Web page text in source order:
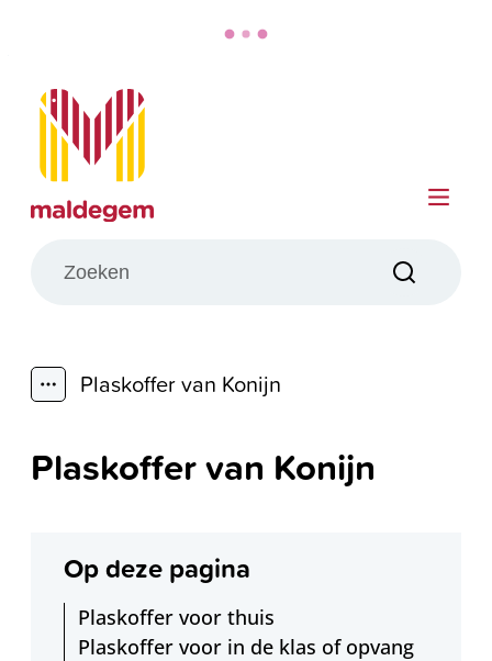
Maldegem
Zoeken
Toon alle broodkruimel items
Plaskoffer van Konijn
Plaskoffer van Konijn
Op deze pagina
Plaskoffer voor thuis
Plaskoffer voor in de klas of opvang